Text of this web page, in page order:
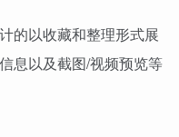
的以收藏和整理形式展
息以及截图/视频预览等